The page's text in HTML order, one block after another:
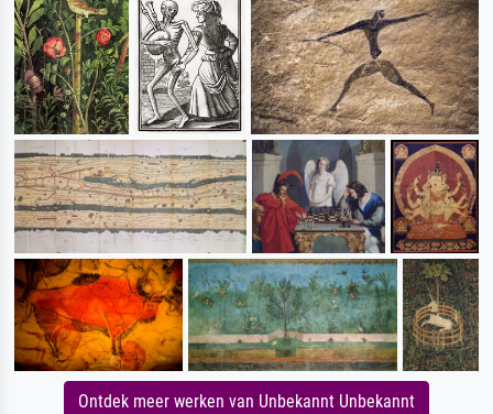
Ontdek meer werken van Unbekannt Unbekannt